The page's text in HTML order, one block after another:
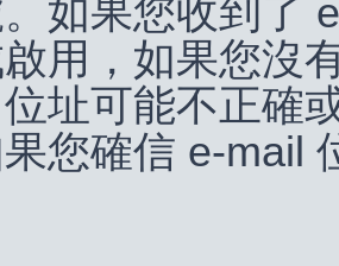
如果您收到了
用，如果您沒
址可能不正確
您確信 e-mail